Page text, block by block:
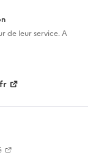
de leur service. A